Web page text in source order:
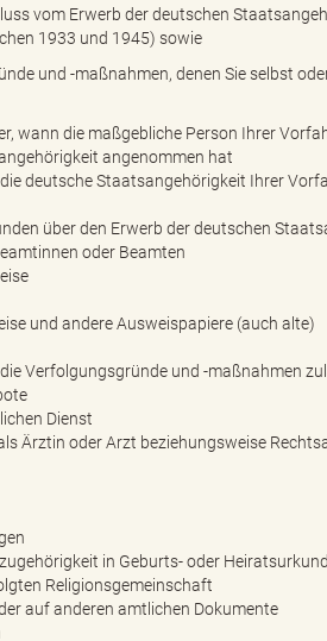
B
ö
r
vom Erwerb der deutschen
1933 und 1945) sowie
und -maßnahmen, denen Sie selbst
wann die maßgebliche Person Ihrer
angenommen hat
deutsche Staatsangehörigkeit Ihrer
über den Erwerb der deutschen
oder Beamten
und andere Ausweispapiere (auch alte)
Verfolgungsgründe und -maßnahmen
Dienst
Ärztin oder Arzt beziehungsweise
in Geburts- oder
Religionsgemeinschaft
auf anderen amtlichen Dokumente